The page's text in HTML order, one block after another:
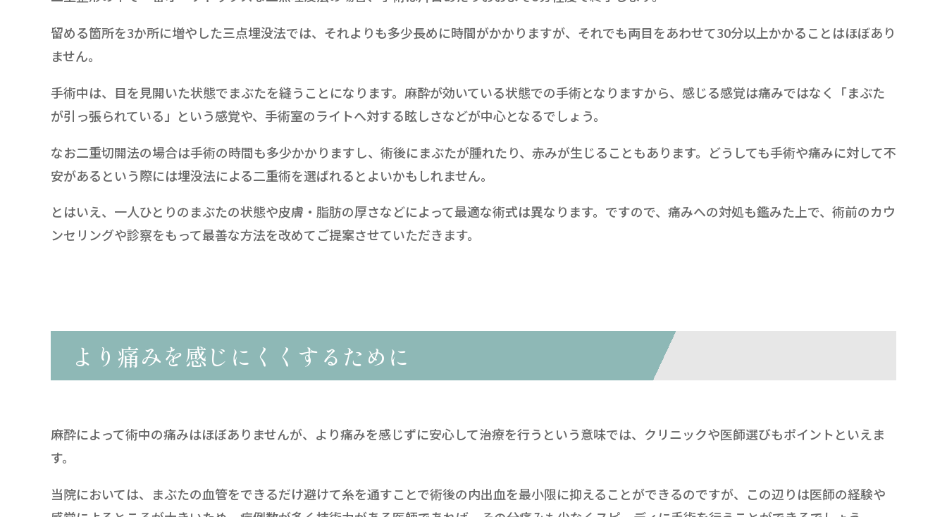
留める箇所を3か所に増やした三点埋没法では、それよりも多少長めに時間がかかりますが、それでも両目をあわせて30分以上かかることはほぼあり
ません。
手術中は、目を見開いた状態でまぶたを縫うことになります。麻酔が効いている状態での手術となりますから、感じる感覚は痛みではなく「まぶた
が引っ張られている」という感覚や、手術室のライトへ対する眩しさなどが中心となるでしょう。
なお二重切開法の場合は手術の時間も多少かかりますし、術後にまぶたが腫れたり、赤みが生じることもあります。どうしても手術や痛みに対して不
安があるという際には埋没法による二重術を選ばれるとよいかもしれません。
とはいえ、一人ひとりのまぶたの状態や皮膚・脂肪の厚さなどによって最適な術式は異なります。ですので、痛みへの対処も鑑みた上で、術前のカウ
ンセリングや診察をもって最善な方法を改めてご提案させていただきます。
より痛みを感じにくくするために
麻酔によって術中の痛みはほぼありませんが、より痛みを感じずに安心して治療を行うという意味では、クリニックや医師選びもポイントといえま
す。
当院においては、まぶたの血管をできるだけ避けて糸を通すことで術後の内出血を最小限に抑えることができるのですが、この辺りは医師の経験や